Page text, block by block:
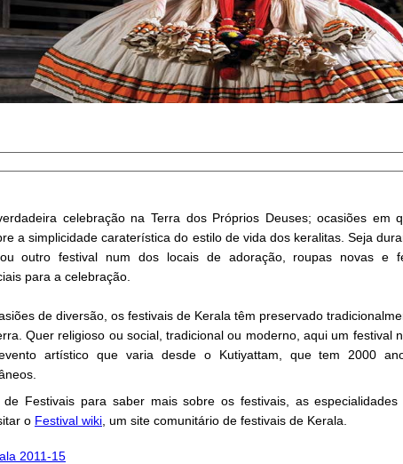
celebração na Terra dos Próprios Deuses; ocasiões em
a simplicidade caraterística do estilo de vida dos keralitas. Seja
outro festival num dos locais de adoração, roupas novas e
para a celebração.
de diversão, os festivais de Kerala têm preservado
Quer religioso ou social, tradicional ou moderno, aqui um festival
artístico que varia desde o Kutiyattam, que tem 2000
de Festivais para saber mais sobre os festivais, as
o Festival wiki , um site comunitário de festivais de Kerala.
2011-15